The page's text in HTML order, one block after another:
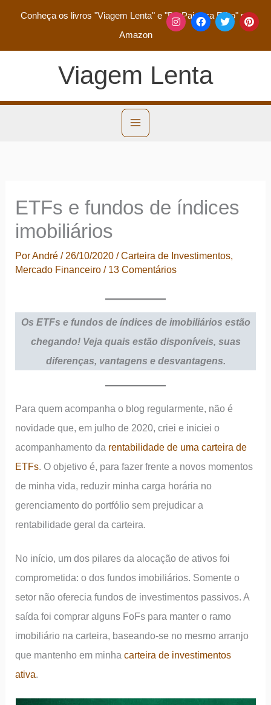
Conheça os livros "Viagem Lenta" e "De Pai para Filho"na
Amazon
Viagem Lenta
ETFs e fundos de índices
imobiliários
PorAndré/ 26/10/2020/Carteira de Investimentos,
Mercado Financeiro / 13 Comentários
Os ETFs e fundos de índices de imobiliários estão
chegando! Veja quais estão disponíveis, suas
diferenças, vantagens e desvantagens.
Para quem acompanha o blog regularmente, não é
novidade que, em julho de 2020, criei e iniciei o
acompanhamento da rentabilidade de uma carteira de
ETFs. O objetivo é, para fazer frente a novos momentos
de minha vida, reduzir minha carga horária no
gerenciamento do portfólio sem prejudicar a
rentabilidade geral da carteira.
No início, um dos pilares da alocação de ativos foi
comprometida: o dos fundos imobiliários. Somente o
setor não oferecia fundos de investimentos passivos. A
saída foi comprar alguns FoFs para manter o ramo
imobiliário na carteira, baseando-se no mesmo arranjo
que mantenho em minhacarteira de investimentos
ativa.